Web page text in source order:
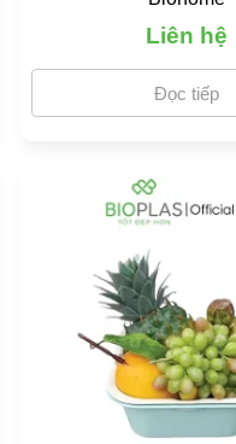
Liên hệ
Đọc tiếp